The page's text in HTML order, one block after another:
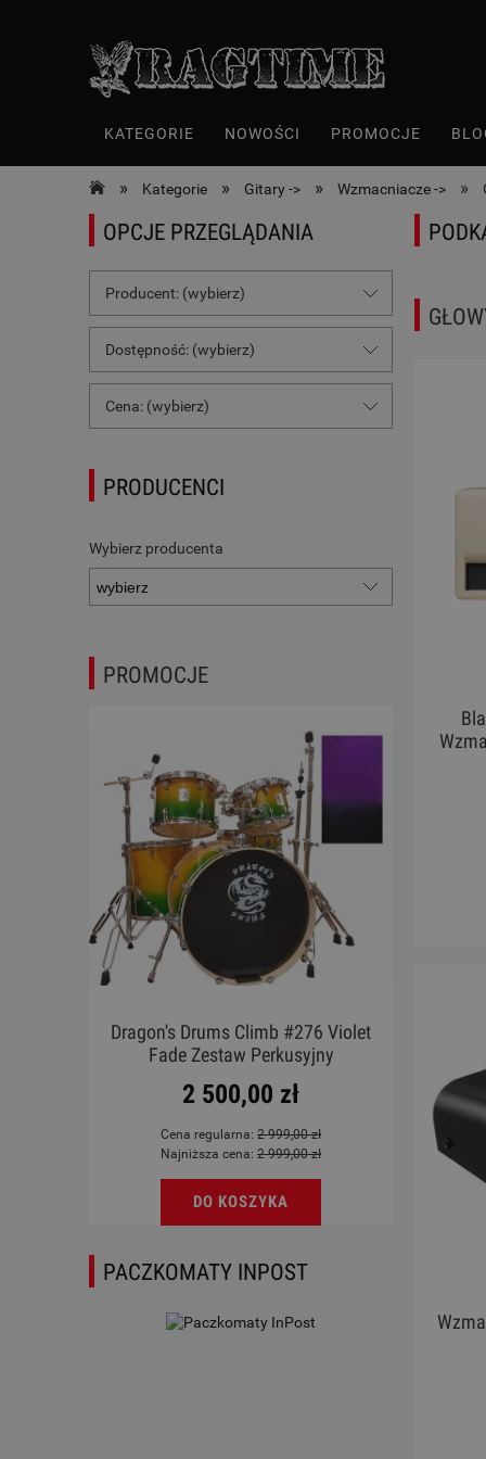
KATEGORIE NOWOŚCI PROMOCJE
» Kategorie » Gitary -> » Wzmacniacze -> »
OPCJE PRZEGLĄDANIA
Producent: (wybierz)
Dostępność: (wybierz)
Cena: (wybierz)
PRODUCENCI
Wybierz producenta
PROMOCJE
Dragon's Drums Climb #276 Violet
Fade Zestaw Perkusyjny
2 500,00 zł
Cena regularna: 2 999,00 zł
Najniższa cena: 2 999,00 zł
DO KOSZYKA
PACZKOMATY INPOST